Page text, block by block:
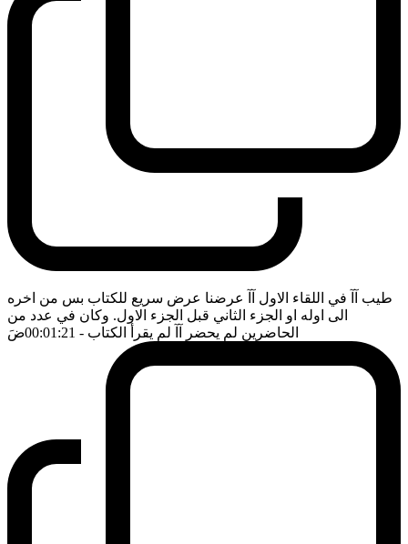
طيب آآ في اللقاء الاول آآ عرضنا عرض سريع للكتاب بس من اخره
الى اوله او الجزء الثاني قبل الجزء الاول. وكان في عدد من
الحاضرين لم يحضر آآ لم يقرأ الكتاب - 00:01:21 ضَ